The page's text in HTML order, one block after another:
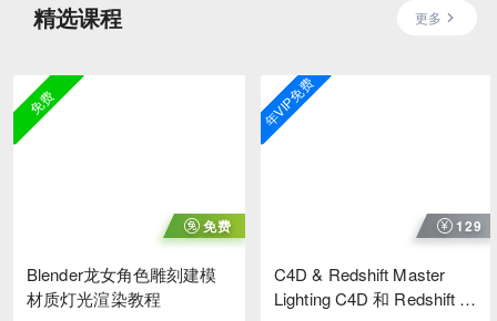
精选课程 更多
免费
Blender龙女角色雕刻建模
材质灯光渲染教程
免费
129
C4D & Redshift Master
Lighting C4D 和 Redshift 大
年VIP免费